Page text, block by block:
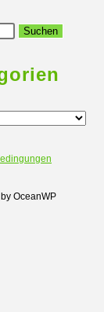
Suchen
OceanWP